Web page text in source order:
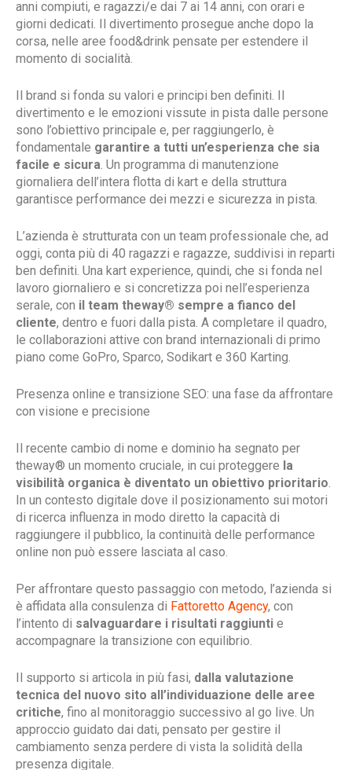
anni compiuti, e ragazzi/e dai 7 ai 14 anni, con orari e
giorni dedicati. Il divertimento prosegue anche dopo la
corsa, nelle aree food&drink pensate per estendere il
momento di socialità.
Il brand si fonda su valori e principi ben definiti. Il
divertimento e le emozioni vissute in pista dalle persone
sono l’obiettivo principale e, per raggiungerlo, è
fondamentale garantire a tutti un’esperienza che sia
facile e sicura. Un programma di manutenzione
giornaliera dell’intera flotta di kart e della struttura
garantisce performance dei mezzi e sicurezza in pista.
L’azienda è strutturata con un team professionale che, ad
oggi, conta più di 40 ragazzi e ragazze, suddivisi in reparti
ben definiti. Una kart experience, quindi, che si fonda nel
lavoro giornaliero e si concretizza poi nell’esperienza
serale, con il team theway® sempre a fianco del
cliente, dentro e fuori dalla pista. A completare il quadro,
le collaborazioni attive con brand internazionali di primo
piano come GoPro, Sparco, Sodikart e 360 Karting.
Presenza online e transizione SEO: una fase da affrontare
con visione e precisione
Il recente cambio di nome e dominio ha segnato per
theway® un momento cruciale, in cui proteggere la
visibilità organica è diventato un obiettivo prioritario.
In un contesto digitale dove il posizionamento sui motori
di ricerca influenza in modo diretto la capacità di
raggiungere il pubblico, la continuità delle performance
online non può essere lasciata al caso.
Per affrontare questo passaggio con metodo, l’azienda si
è affidata alla consulenza di Fattoretto Agency, con
l’intento di salvaguardare i risultati raggiunti e
accompagnare la transizione con equilibrio.
Il supporto si articola in più fasi, dalla valutazione
tecnica del nuovo sito all’individuazione delle aree
critiche, fino al monitoraggio successivo al go live. Un
approccio guidato dai dati, pensato per gestire il
cambiamento senza perdere di vista la solidità della
presenza digitale.